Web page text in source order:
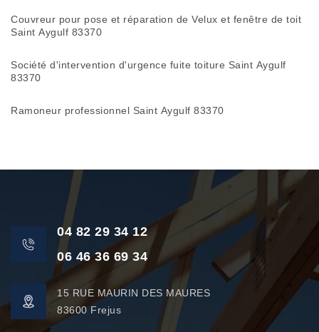
Couvreur pour pose et réparation de Velux et fenêtre de toit
Saint Aygulf 83370
Société d'intervention d'urgence fuite toiture Saint Aygulf
83370
Ramoneur professionnel Saint Aygulf 83370
04 82 29 34 12
06 46 36 69 34
15 RUE MAURIN DES MAURES
83600 Frejus